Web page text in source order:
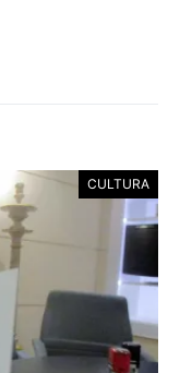
CULTURA